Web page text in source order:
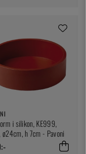
i silikon, KE999,
ø24cm, h 7cm - Pavoni